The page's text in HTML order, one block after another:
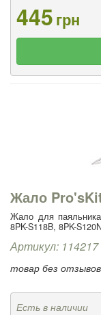
445грн
Жало
Жало для
8PK-S118B, 8PK-
Артикул: 114217
товар без отзывов
Есть в наличии